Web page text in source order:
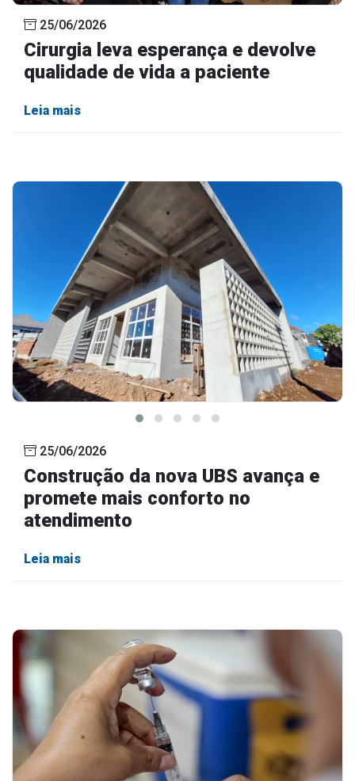
25/06/2026
Cirurgia leva esperança e devolve
qualidade de vida a paciente
Leia mais
25/06/2026
Construção da nova UBS avança e
promete mais conforto no
atendimento
Leia mais